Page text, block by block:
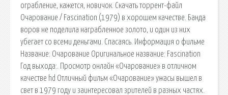
ограбление, кажется, новичок. Скачать торрент-файл
Очарование / Fascination (1979) в хорошем качестве. Банда
воров не поделила награбленное золото, и один из них
убегает со всеми деньгами. Спасаясь. Информация о фильме
Название: Очарование Оригинальное название: Fascination
Год выхода:. Просмотр онлайн «Очарование» в отличном
качестве hd Отличный фильм «Очарование» ужасы вышел в
свет в 1979 году и заинтересовал зрителей в разных частях.